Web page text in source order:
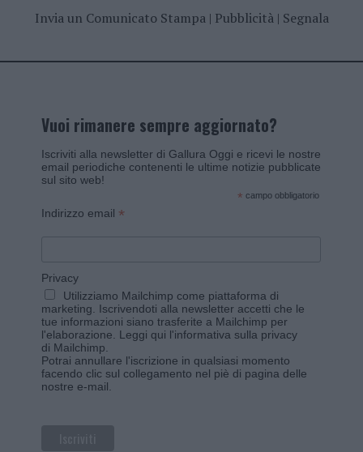
Invia un Comunicato Stampa| Pubblicità| Segnala
Vuoi rimanere sempre aggiornato?
Iscriviti alla newsletter di Gallura Oggi e ricevi le nostre
email periodiche contenenti le ultime notizie pubblicate
sul sito web!
* campo obbligatorio
Indirizzo email *
Privacy
Utilizziamo Mailchimp come piattaforma di
marketing. Iscrivendoti alla newsletter accetti che le
tue informazioni siano trasferite a Mailchimp per
l'elaborazione. Leggi qui l'informativa sulla privacy
di Mailchimp
Potrai annullare l'iscrizione in qualsiasi momento
facendo clic sul collegamento nel piè di pagina delle
nostre e-mail.